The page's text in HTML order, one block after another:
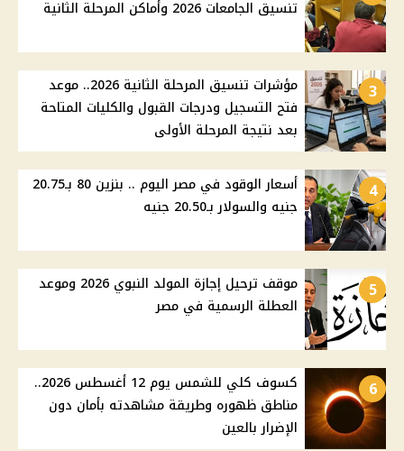
تنسيق الجامعات 2026 وأماكن المرحلة الثانية
3
مؤشرات تنسيق المرحلة الثانية 2026.. موعد
فتح التسجيل ودرجات القبول والكليات المتاحة
بعد نتيجة المرحلة الأولى
4
أسعار الوقود في مصر اليوم .. بنزين 80 بـ20.75
جنيه والسولار بـ20.50 جنيه
5
موقف ترحيل إجازة المولد النبوي 2026 وموعد
العطلة الرسمية في مصر
6
كسوف كلي للشمس يوم 12 أغسطس 2026..
مناطق ظهوره وطريقة مشاهدته بأمان دون
الإضرار بالعين